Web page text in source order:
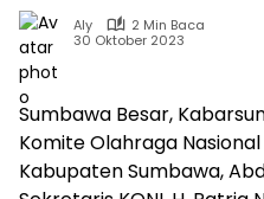
Aly
2 Min Baca
30 Oktober 2023
Sumbawa Besar,
Komite Olahraga
Kabupaten Sumbawa,